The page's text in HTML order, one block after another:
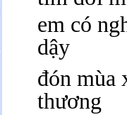
em có
dậy
đón mùa
thương